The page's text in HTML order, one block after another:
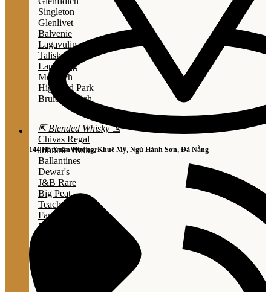
144 Hồ Xuân Hương, Khuê Mỹ, Ngũ Hành Sơn, Đà Nẵng
Singleton
Glenlivet
Balvenie
Lagavulin
Talisker
Laphroaig
Mortlach
Highland Park
Bruichladdich
⇱ Blended Whisky ⇲
Chivas Regal
Johnnie Walker
Ballantines
Dewar's
J&B Rare
Big Peat
Teacher's
Famous Grouse
Monkey Shouder